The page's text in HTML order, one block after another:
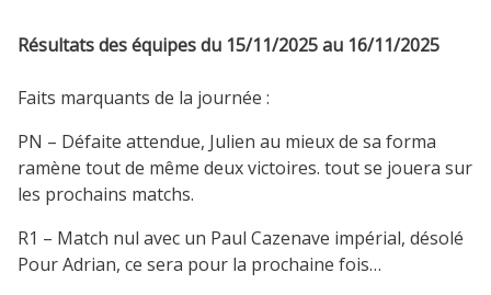
Résultats des équipes du 15/11/2025 au 16/11/2025
Faits marquants de la journée :
PN – Défaite attendue, Julien au mieux de sa forma
ramène tout de même deux victoires. tout se jouera sur
les prochains matchs.
R1 – Match nul avec un Paul Cazenave impérial, désolé
Pour Adrian, ce sera pour la prochaine fois…